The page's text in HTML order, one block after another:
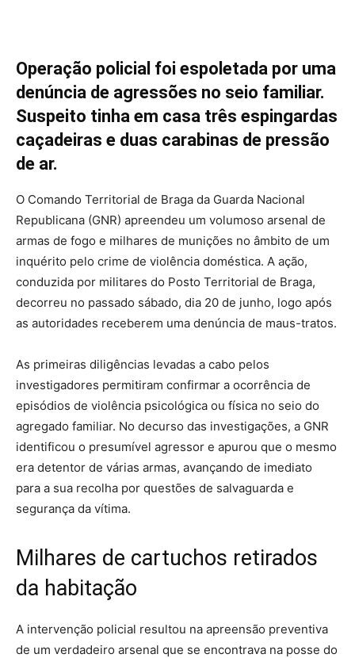
Operação policial foi espoletada por uma
denúncia de agressões no seio familiar.
Suspeito tinha em casa três espingardas
caçadeiras e duas carabinas de pressão
de ar.
O Comando Territorial de Braga da Guarda Nacional
Republicana (GNR) apreendeu um volumoso arsenal de
armas de fogo e milhares de munições no âmbito de um
inquérito pelo crime de violência doméstica. A ação,
conduzida por militares do Posto Territorial de Braga,
decorreu no passado sábado, dia 20 de junho, logo após
as autoridades receberem uma denúncia de maus-tratos.
As primeiras diligências levadas a cabo pelos
investigadores permitiram confirmar a ocorrência de
episódios de violência psicológica ou física no seio do
agregado familiar. No decurso das investigações, a GNR
identificou o presumível agressor e apurou que o mesmo
era detentor de várias armas, avançando de imediato
para a sua recolha por questões de salvaguarda e
segurança da vítima.
Milhares de cartuchos retirados
da habitação
A intervenção policial resultou na apreensão preventiva
de um verdadeiro arsenal que se encontrava na posse do